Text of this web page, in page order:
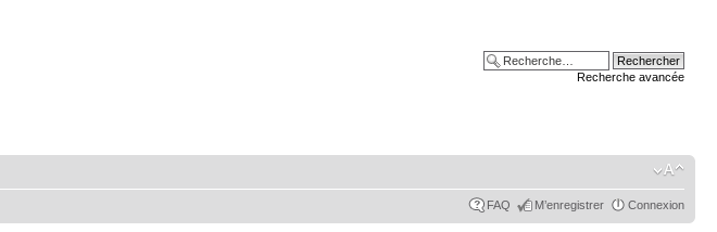
Recherche avancée
FAQ M’enregistrer Connexion